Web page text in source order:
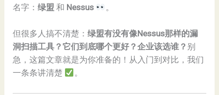
名字：绿盟 和 Nessus 。
但很多人搞不清楚：绿盟有没有像Nessus那样的漏
洞扫描工具？它们到底哪个更好？企业该选谁？ 别
急，这篇文章就是为你准备的！从入门到对比，我们
一条条讲清楚
。